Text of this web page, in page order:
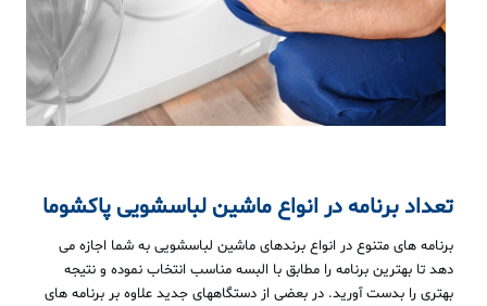
تعداد برنامه در انواع ماشین لباسشویی پاکشوما
برنامه های متنوع در انواع برندهای ماشین لباسشویی به شما اجازه می
دهد تا بهترین برنامه را مطابق با البسه مناسب انتخاب نموده و نتیجه
بهتری را بدست آورید. در بعضی از دستگاههای جدید علاوه بر برنامه های